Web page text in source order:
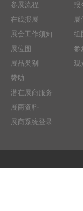
参展流程
在线报展
展会工作须知
展位图
展品类别
赞助
潜在展商服务
展商资料
展商系统登录
报
展
组
参
观